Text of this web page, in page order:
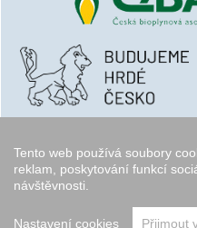
Tento web používá soubory
reklam, poskytování funkcí
návštěvnosti.
Nastavení cookies Přijmout